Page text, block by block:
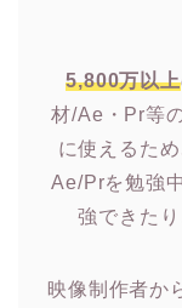
5,800万以上
材/Ae・Pr等
に使えるた
Ae/Prを勉強
強できた
映像制作者か